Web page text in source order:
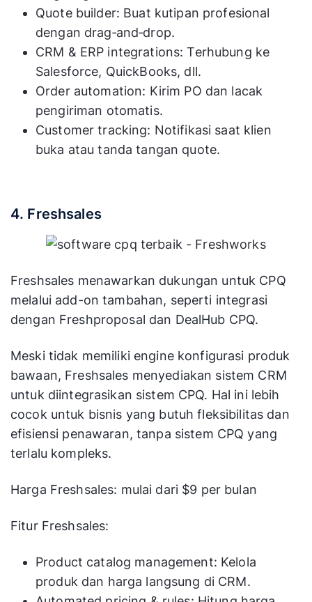
Quote builder: Buat kutipan profesional
dengan drag‑and‑drop.
CRM & ERP integrations: Terhubung ke
Salesforce, QuickBooks, dll.
Order automation: Kirim PO dan lacak
pengiriman otomatis.
Customer tracking: Notifikasi saat klien
buka atau tanda tangan quote.
4. Freshsales
Freshsales menawarkan dukungan untuk CPQ
melalui add-on tambahan, seperti integrasi
dengan Freshproposal dan DealHub CPQ.
Meski tidak memiliki engine konfigurasi produk
bawaan, Freshsales menyediakan sistem CRM
untuk diintegrasikan sistem CPQ. Hal ini lebih
cocok untuk bisnis yang butuh fleksibilitas dan
efisiensi penawaran, tanpa sistem CPQ yang
terlalu kompleks.
Harga Freshsales: mulai dari $9 per bulan
Fitur Freshsales:
Product catalog management: Kelola
produk dan harga langsung di CRM.